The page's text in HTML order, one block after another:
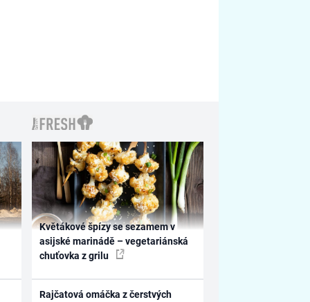
Květákové špízy se sezamem v
asijské marinádě – vegetariánská
chuťovka z grilu
Rajčatová omáčka z čerstvých